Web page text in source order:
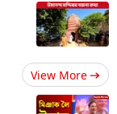
View More